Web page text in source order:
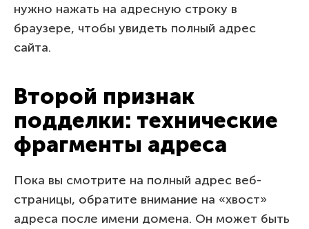
нужно нажать на адресную строку в
браузере, чтобы увидеть полный адрес
сайта.
Второй признак
подделки: технические
фрагменты адреса
Пока вы смотрите на полный адрес веб-
страницы, обратите внимание на «хвост»
адреса после имени домена. Он может быть